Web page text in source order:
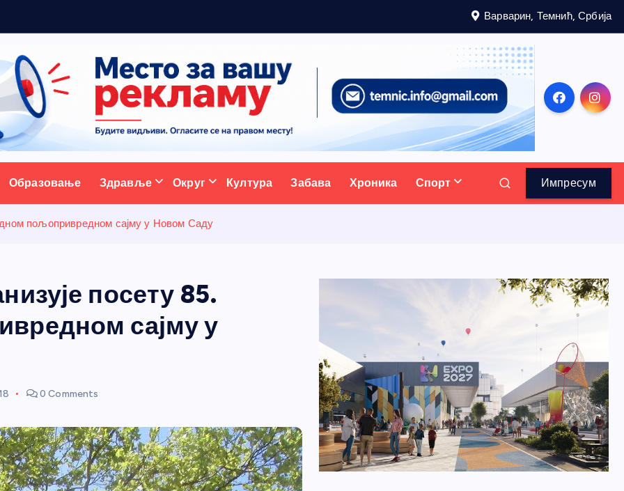
Варварин, Темнић, Србија
портал
Образовање Здравље Округ Култура Забава Хроника Спорт Импресум
пољопривредном сајму у Новом Саду
посету 85.
сајму у
0 Comments